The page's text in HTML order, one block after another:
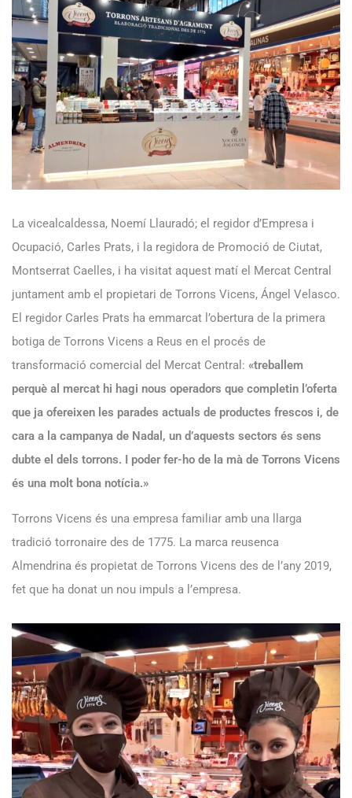
La vicealcaldessa, Noemí Llauradó; el regidor d’Empresa i
Ocupació, Carles Prats, i la regidora de Promoció de Ciutat,
Montserrat Caelles, i ha visitat aquest matí el Mercat Central
juntament amb el propietari de Torrons Vicens, Ángel Velasco.
El regidor Carles Prats ha emmarcat l’obertura de la primera
botiga de Torrons Vicens a Reus en el procés de
transformació comercial del Mercat Central: «treballem
perquè al mercat hi hagi nous operadors que completin l’oferta
que ja ofereixen les parades actuals de productes frescos i, de
cara a la campanya de Nadal, un d’aquests sectors és sens
dubte el dels torrons. I poder fer-ho de la mà de Torrons Vicens
és una molt bona notícia.»
Torrons Vicens és una empresa familiar amb una llarga
tradició torronaire des de 1775. La marca reusenca
Almendrina és propietat de Torrons Vicens des de l’any 2019,
fet que ha donat un nou impuls a l’empresa.